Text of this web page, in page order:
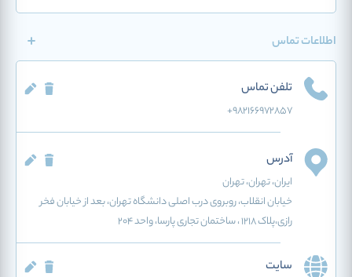
اطلاعات تماس
تلفن تماس
+982166972857
آدرس
ایران، تهران، تهران
خیابان انقلاب، روبروی درب اصلی دانشگاه تهران، بعد از خیابان فخر
رازی،پلاک ۱۲۱۸ ، ساختمان تجاری پارسا، واحد ۲۰۴
سایت